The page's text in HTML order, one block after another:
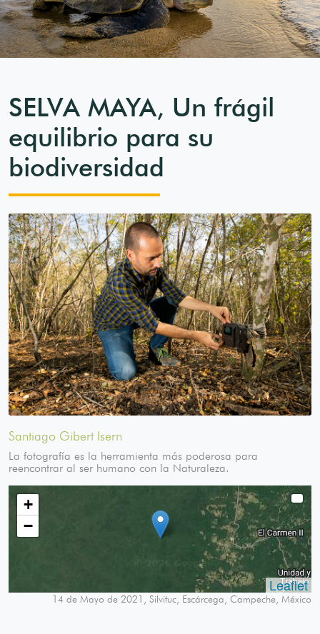
SELVA MAYA, Un frágil
equilibrio para su
biodiversidad
Santiago Gibert Isern
La fotografía es la herramienta más poderosa para
reencontrar al ser humano con la Naturaleza.
+
−
Leaflet
14 de Mayo de 2021, Silvituc, Escárcega, Campeche, México